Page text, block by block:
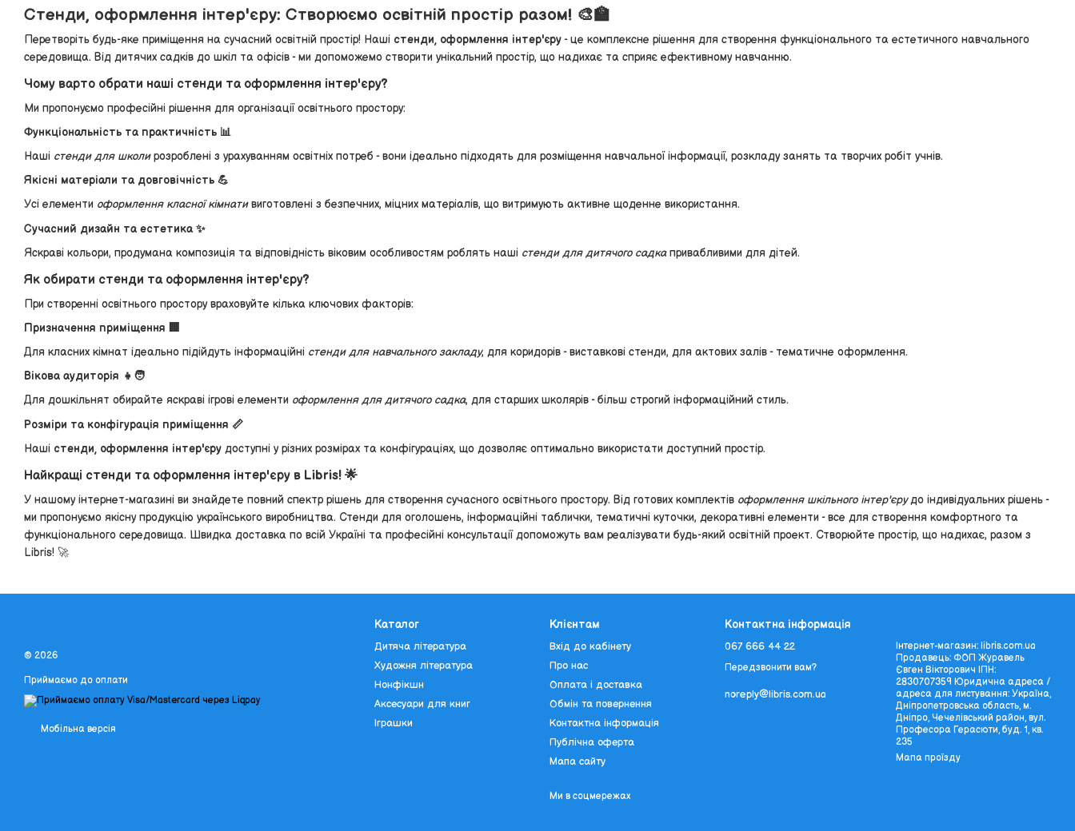
Стенди, оформлення інтер'єру: Створюємо освітній простір разом! 🎨🏫
Перетворіть будь-яке приміщення на сучасний освітній простір! Наші стенди, оформлення інтер'єру- це комплексне рішення для створення функціонального та естетичного навчального
середовища. Від дитячих садків до шкіл та офісів - ми допоможемо створити унікальний простір, що надихає та сприяє ефективному навчанню.
Чому варто обрати наші стенди та оформлення інтер'єру?
Ми пропонуємо професійні рішення для організації освітнього простору:
Функціональність та практичність 📊
Наші стенди для школирозроблені з урахуванням освітніх потреб - вони ідеально підходять для розміщення навчальної інформації, розкладу занять та творчих робіт учнів.
Якісні матеріали та довговічність 💪
Усі елементи оформлення класної кімнативиготовлені з безпечних, міцних матеріалів, що витримують активне щоденне використання.
Сучасний дизайн та естетика ✨
Яскраві кольори, продумана композиція та відповідність віковим особливостям роблять наші стенди для дитячого садкапривабливими для дітей.
Як обирати стенди та оформлення інтер'єру?
При створенні освітнього простору враховуйте кілька ключових факторів:
Призначення приміщення 🏢
Для класних кімнат ідеально підійдуть інформаційні стенди для навчального закладу, для коридорів - виставкові стенди, для актових залів - тематичне оформлення.
Вікова аудиторія 👧🧑
Для дошкільнят обирайте яскраві ігрові елементи оформлення для дитячого садка, для старших школярів - більш строгий інформаційний стиль.
Розміри та конфігурація приміщення 📏
Наші стенди, оформлення інтер'єру доступні у різних розмірах та конфігураціях, що дозволяє оптимально використати доступний простір.
Найкращі стенди та оформлення інтер'єру в Libris! 🌟
У нашому інтернет-магазині ви знайдете повний спектр рішень для створення сучасного освітнього простору. Від готових комплектів оформлення шкільного інтер'єрудо індивідуальних рішень -
ми пропонуємо якісну продукцію українського виробництва. Стенди для оголошень, інформаційні таблички, тематичні куточки, декоративні елементи - все для створення комфортного та
функціонального середовища. Швидка доставка по всій Україні та професійні консультації допоможуть вам реалізувати будь-який освітній проект. Створюйте простір, що надихає, разом з
Libris! 🚀
© 2026
Приймаємо до оплати
Мобільна версія
Каталог
Дитяча література
Художня література
Нонфікшн
Аксесуари для книг
Іграшки
Клієнтам
Вхід до кабінету
Про нас
Оплата і доставка
Обмін та повернення
Контактна інформація
Публічна оферта
Мапа сайту
Ми в соцмережах
Контактна інформація
067 666 44 22
Передзвонити вам?
noreply@libris.com.ua
Інтернет-магазин: libris.com.ua
Продавець: ФОП Журавель
Євген Вікторович ІПН:
2830707359 Юридична адреса /
адреса для листування: Україна,
Дніпропетровська область, м.
Дніпро, Чечелівський район, вул.
Професора Герасюти, буд. 1, кв.
235
Мапа проїзду